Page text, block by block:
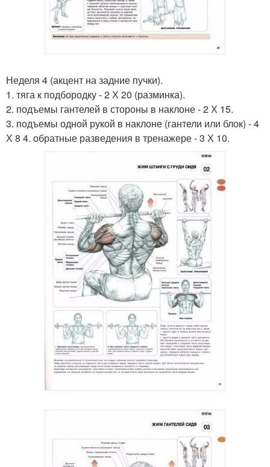
Неделя 4 (акцент на задние пучки).
1. тяга к подбородку - 2 Х 20 (разминка).
2. подъемы гантелей в стороны в наклоне - 2 Х 15.
3. подъемы одной рукой в наклоне (гантели или блок) - 4
Х 8 4. обратные разведения в тренажере - 3 Х 10.